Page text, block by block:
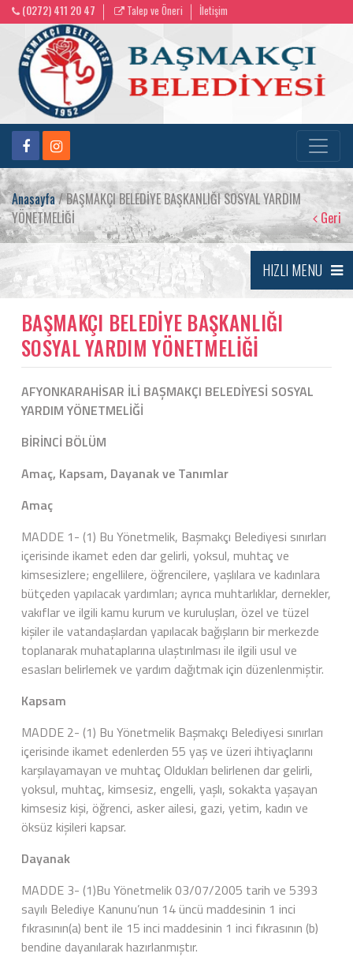
(0272) 411 20 47 Talep ve Öneri İletişim
Anasayfa/ BAŞMAKÇI BELEDİYE BAŞKANLIĞI SOSYAL YARDIM
YÖNETMELİĞİ
Geri
HIZLI MENU
BAŞMAKÇI BELEDİYE BAŞKANLIĞI
SOSYAL YARDIM YÖNETMELİĞİ
AFYONKARAHİSAR İLİ BAŞMAKÇI BELEDİYESİ SOSYAL
YARDIM YÖNETMELİĞİ
BİRİNCİ BÖLÜM
Amaç, Kapsam, Dayanak ve Tanımlar
Amaç
MADDE 1- (1) Bu Yönetmelik, Başmakçı Belediyesi sınırları
içerisinde ikamet eden dar gelirli, yoksul, muhtaç ve
kimsesizlere; engellilere, öğrencilere, yaşlılara ve kadınlara
bütçeden yapılacak yardımları; ayrıca muhtarlıklar, dernekler,
vakıflar ve ilgili kamu kurum ve kuruluşları, özel ve tüzel
kişiler ile vatandaşlardan yapılacak bağışların bir merkezde
toplanarak muhataplarına ulaştırılması ile ilgili usul ve
esasları belirlemek ve yardım dağıtmak için düzenlenmiştir.
Kapsam
MADDE 2- (1) Bu Yönetmelik Başmakçı Belediyesi sınırları
içerisinde ikamet edenlerden 55 yaş ve üzeri ihtiyaçlarını
karşılayamayan ve muhtaç Oldukları belirlenen dar gelirli,
yoksul, muhtaç, kimsesiz, engelli, yaşlı, sokakta yaşayan
kimsesiz kişi, öğrenci, asker ailesi, gazi, yetim, kadın ve
öksüz kişileri kapsar.
Dayanak
MADDE 3- (1)Bu Yönetmelik 03/07/2005 tarih ve 5393
sayılı Belediye Kanunu’nun 14 üncü maddesinin 1 inci
fıkrasının(a) bent ile 15 inci maddesinin 1 inci fıkrasının (b)
bendine dayanılarak hazırlanmıştır.